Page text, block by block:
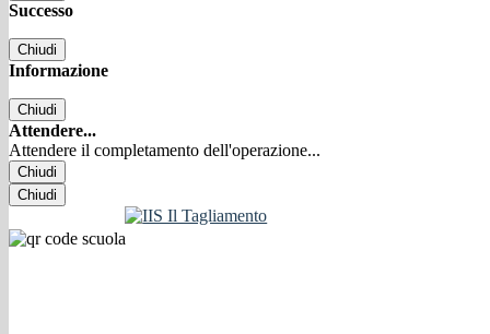
Successo
Chiudi
Informazione
Chiudi
Attendere...
Attendere il completamento dell'operazione...
Chiudi
Chiudi